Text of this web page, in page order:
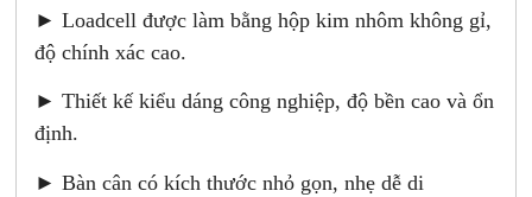
► Loadcell được làm bằng hộp kim nhôm không gỉ,
độ chính xác cao.
► Thiết kế kiểu dáng công nghiệp, độ bền cao và ổn
định.
► Bàn cân có kích thước nhỏ gọn, nhẹ dễ di